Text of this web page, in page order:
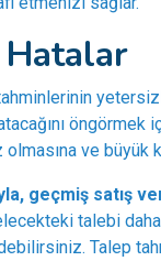
öngörmek
ve büyük
geçmiş satış
talebi
Talep